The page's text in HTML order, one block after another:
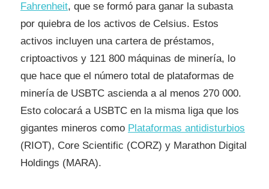
Fahrenheit, que se formó para ganar la subasta
por quiebra de los activos de Celsius. Estos
activos incluyen una cartera de préstamos,
criptoactivos y 121 800 máquinas de minería, lo
que hace que el número total de plataformas de
minería de USBTC ascienda a al menos 270 000.
Esto colocará a USBTC en la misma liga que los
gigantes mineros como Plataformas antidisturbios
(RIOT), Core Scientific (CORZ) y Marathon Digital
Holdings (MARA).